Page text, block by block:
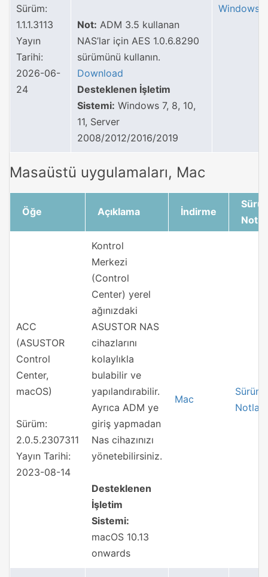
Sürüm:
1.1.1.3113
Yayın
Tarihi:
2026-06-
24
Not: ADM 3.5 kullanan
NAS’lar için AES 1.0.6.8290
sürümünü kullanın.
Download
Desteklenen İşletim
Sistemi: Windows 7, 8, 10,
11, Server
2008/2012/2016/2019
Windows
Masaüstü uygulamaları, Mac
Öğe Açıklama İndirme
ACC
(ASUSTOR
Control
Center,
macOS)
Sürüm:
2.0.5.2307311
Yayın Tarihi:
2023-08-14
Kontrol
Merkezi
(Control
Center) yerel
ağınızdaki
ASUSTOR NAS
cihazlarını
kolaylıkla
bulabilir ve
yapılandırabilir.
Ayrıca ADM ye
giriş yapmadan
Nas cihazınızı
yönetebilirsiniz.
Desteklenen
İşletim
Sistemi:
macOS 10.13
onwards
Mac
Sürüm
Notları